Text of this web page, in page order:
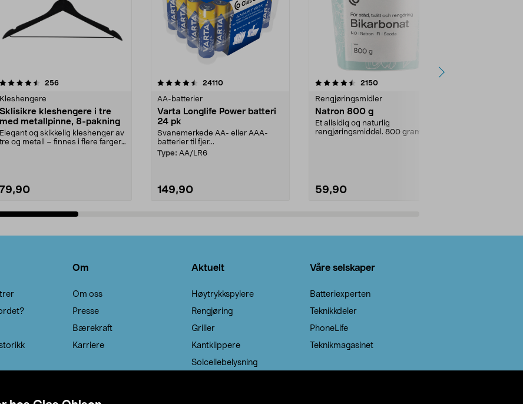
256anmeldelser
Kleshengere
Sklisikre kleshengere i tre
med metallpinne, 8-pakning
Elegant og skikkelig kleshenger av
tre og metall – finnes i flere farger.
79,90
4.5av 5 stjerner 24110anmeldelser
AA-batterier
Varta Longlife Power batteri
24 pk
Svanemerkede AA- eller AAA-
batterier til fjer...
Type: AA/LR6
149,90
4.5av 5 stjerner 2150anmeldelser
Rengjøringsmidler
Natron 800 g
Et allsidig og naturlig
rengjøringsmiddel. 800 gram
59,90
4.0av 5 stjerner
Om
Om oss
Presse
Bærekraft
Karriere
Aktuelt
Høytrykkspylere
Rengjøring
Griller
Kantklippere
Solcellebelysning
Våre selskaper
Batteriexperten
Teknikkdeler
PhoneLife
Teknikmagasinet